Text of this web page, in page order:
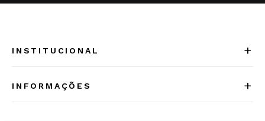
INSTITUCIONAL +
INFORMAÇÕES +